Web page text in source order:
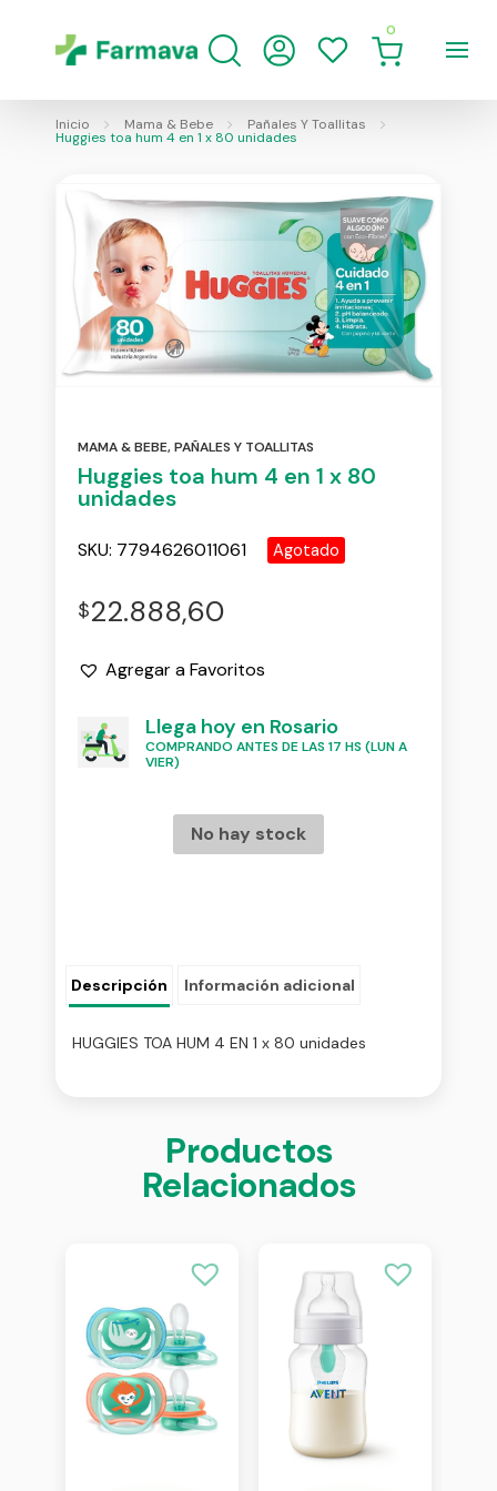
0
Inicio Mama & Bebe Pañales Y Toallitas
Huggies toa hum 4 en 1 x 80 unidades
MAMA & BEBE,PAÑALES Y TOALLITAS
Huggies toa hum 4 en 1 x 80
unidades
SKU: 7794626011061 Agotado
$22.888,60
Agregar a Favoritos
Llega hoy en Rosario
COMPRANDO ANTES DE LAS 17 HS (LUN A
VIER)
No hay stock
Descripción Información adicional
HUGGIES TOA HUM 4 EN 1 x 80 unidades
Productos
Relacionados